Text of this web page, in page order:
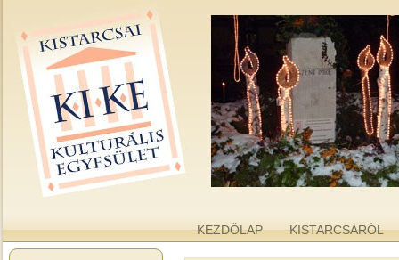
KEZDŐLAP KISTARCSÁRÓL